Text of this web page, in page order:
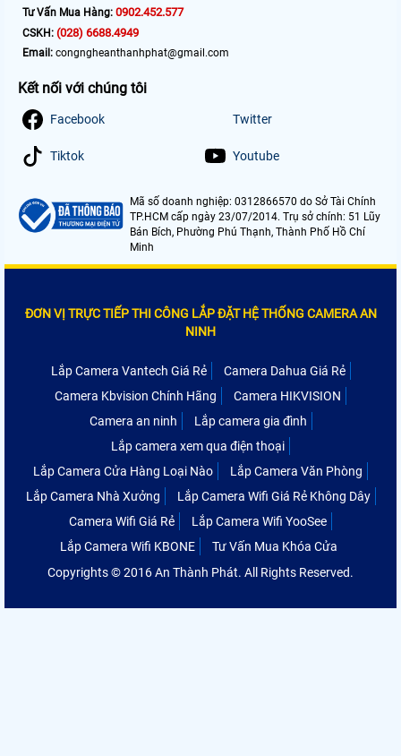
Tư Vấn Mua Hàng: 0902.452.577
CSKH: (028) 6688.4949
Email: congngheanthanhphat@gmail.com
Kết nối với chúng tôi
Facebook Twitter
Tiktok Youtube
Mã số doanh nghiệp: 0312866570 do Sở Tài Chính
TP.HCM cấp ngày 23/07/2014. Trụ sở chính: 51 Lũy
Bán Bích, Phường Phú Thạnh, Thành Phố Hồ Chí
Minh
ĐƠN VỊ TRỰC TIẾP THI CÔNG LẮP ĐẶT HỆ THỐNG CAMERA AN
NINH
Lắp Camera Vantech Giá Rẻ
Camera Dahua Giá Rẻ
Camera Kbvision Chính Hãng
Camera HIKVISION
Camera an ninh
Lắp camera gia đình
Lắp camera xem qua điện thoại
Lắp Camera Cửa Hàng Loại Nào
Lắp Camera Văn Phòng
Lắp Camera Nhà Xưởng
Lắp Camera Wifi Giá Rẻ Không Dây
Camera Wifi Giá Rẻ
Lắp Camera Wifi YooSee
Lắp Camera Wifi KBONE
Tư Vấn Mua Khóa Cửa
Copyrights © 2016 An Thành Phát. All Rights Reserved.